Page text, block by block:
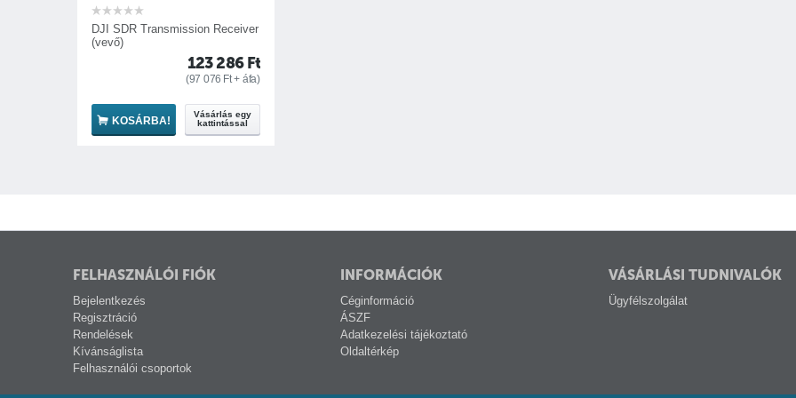
DJI SDR Transmission Receiver
(vevő)
123 286 Ft
(97 076 Ft+ áfa)
KOSÁRBA!
Vásárlás egy
kattintással
FELHASZNÁLÓI FIÓK
Bejelentkezés
Regisztráció
Rendelések
Kívánságlista
Felhasználói csoportok
INFORMÁCIÓK
Céginformáció
ÁSZF
Adatkezelési tájékoztató
Oldaltérkép
VÁSÁRLÁSI TUDNIVALÓK
Ügyfélszolgálat